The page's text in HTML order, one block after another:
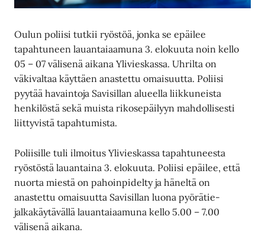
Oulun poliisi tutkii ryöstöä, jonka se epäilee
tapahtuneen lauantaiaamuna 3. elokuuta noin kello
05 – 07 välisenä aikana Ylivieskassa. Uhrilta on
väkivaltaa käyttäen anastettu omaisuutta. Poliisi
pyytää havaintoja Savisillan alueella liikkuneista
henkilöstä sekä muista rikosepäilyyn mahdollisesti
liittyvistä tapahtumista.
Poliisille tuli ilmoitus Ylivieskassa tapahtuneesta
ryöstöstä lauantaina 3. elokuuta. Poliisi epäilee, että
nuorta miestä on pahoinpidelty ja häneltä on
anastettu omaisuutta Savisillan luona pyörätie-
jalkakäytävällä lauantaiaamuna kello 5.00 – 7.00
välisenä aikana.